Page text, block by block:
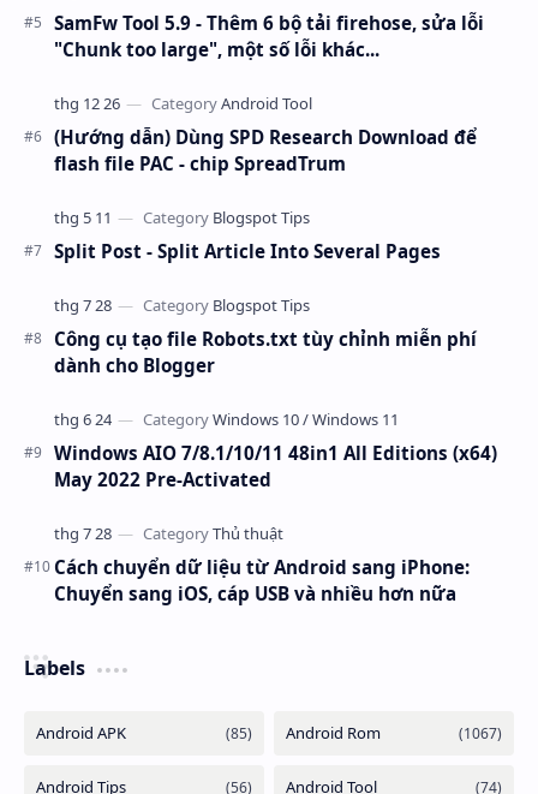
SamFw Tool 5.9 - Thêm 6 bộ tải firehose, sửa lỗi
"Chunk too large", một số lỗi khác...
(Hướng dẫn) Dùng SPD Research Download để
flash file PAC - chip SpreadTrum
Split Post - Split Article Into Several Pages
Công cụ tạo file Robots.txt tùy chỉnh miễn phí
dành cho Blogger
Windows AIO 7/8.1/10/11 48in1 All Editions (x64)
May 2022 Pre-Activated
Cách chuyển dữ liệu từ Android sang iPhone:
Chuyển sang iOS, cáp USB và nhiều hơn nữa
Labels